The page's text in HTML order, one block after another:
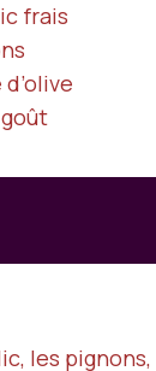
frais
d’olive
les